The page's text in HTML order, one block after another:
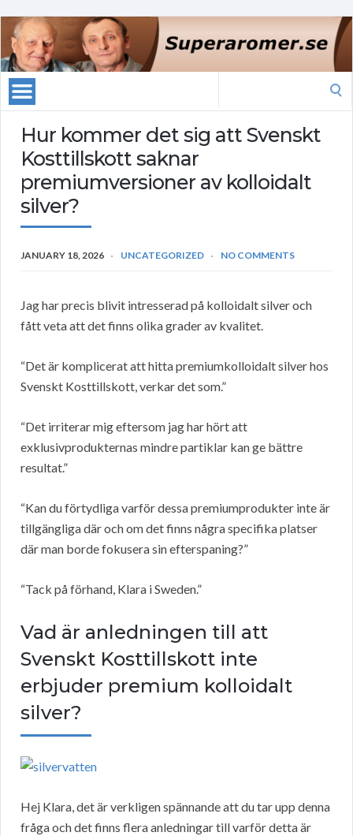
Hur kommer det sig att Svenskt
Kosttillskott saknar
premiumversioner av kolloidalt
silver?
JANUARY 18, 2026 UNCATEGORIZED NO COMMENTS
Jag har precis blivit intresserad på kolloidalt silver och
fått veta att det finns olika grader av kvalitet.
“Det är komplicerat att hitta premiumkolloidalt silver hos
Svenskt Kosttillskott, verkar det som.”
“Det irriterar mig eftersom jag har hört att
exklusivprodukternas mindre partiklar kan ge bättre
resultat.”
“Kan du förtydliga varför dessa premiumprodukter inte är
tillgängliga där och om det finns några specifika platser
där man borde fokusera sin efterspaning?”
“Tack på förhand, Klara i Sweden.”
Vad är anledningen till att
Svenskt Kosttillskott inte
erbjuder premium kolloidalt
silver?
Hej Klara, det är verkligen spännande att du tar upp denna
fråga och det finns flera anledningar till varför detta är